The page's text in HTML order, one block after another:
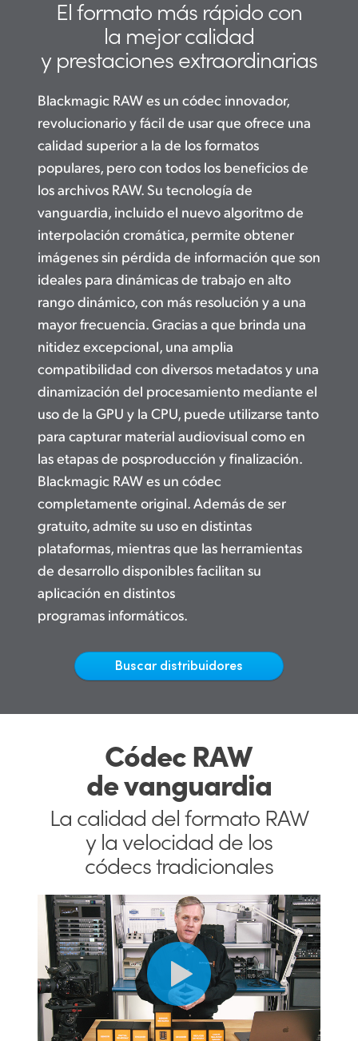
Galería
Especificaciones
Finland
Hong Kong SAR, China
India
Italy
Japan
Korea
Mexico
Malaysia
Netherlands
New Zealand
Poland
Portugal
Singapore
South Africa
España
Chinese Taipei
United States
El formato más rápido con
la mejorcalidad
y prestacionesextraordinarias
Blackmagic RAW es un códec innovador,
revolucionario y fácil de usar que ofrece una
calidad superior a la de los formatos
populares, pero con todos los beneficios de
los archivos RAW. Su tecnología de
vanguardia, incluido el nuevo algoritmo de
interpolación cromática, permite obtener
imágenes sin pérdida de información que son
ideales para dinámicas de trabajo en alto
rango dinámico, con más resolución y a una
mayor frecuencia. Gracias a que brinda una
nitidez excepcional, una amplia
compatibilidad con diversos metadatos y una
dinamización del procesamiento mediante el
uso de la GPU y la CPU, puede utilizarse tanto
para capturar material audiovisual como en
las etapas de posproducción y finalización.
Blackmagic RAW es un códec
completamente original. Además de ser
gratuito, admite su uso en distintas
plataformas, mientras que las herramientas
de desarrollo disponibles facilitan su
aplicación en distintos
programas informáticos.
Buscar distribuidores
Códec RAW
de vanguardia
La calidad del formato RAW
y la velocidad de los
códecs tradicionales